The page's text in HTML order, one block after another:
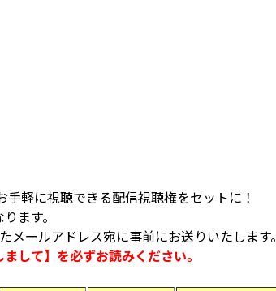
軽に視聴できる配信視聴権をセットに！
ます。
ールアドレス宛に事前にお送りいたします。
して】を必ずお読みください。